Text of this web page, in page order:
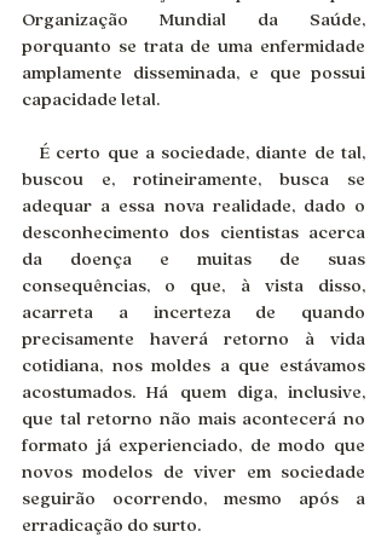
Organização Mundial da Saúde,
porquanto se trata de uma enfermidade
amplamente disseminada, e que possui
capacidade letal.
É certo que a sociedade, diante de tal,
buscou e, rotineiramente, busca se
adequar a essa nova realidade, dado o
desconhecimento dos cientistas acerca
da doença e muitas de suas
consequências, o que, à vista disso,
acarreta a incerteza de quando
precisamente haverá retorno à vida
cotidiana, nos moldes a que estávamos
acostumados. Há quem diga, inclusive,
que tal retorno não mais acontecerá no
formato já experienciado, de modo que
novos modelos de viver em sociedade
seguirão ocorrendo, mesmo após a
erradicação do surto.